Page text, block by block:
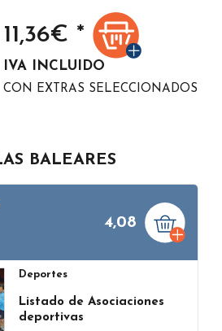
11,36€ *
IVA INCLUIDO
CON EXTRAS SELECCIONADOS
BALEARES
4,08
Deportes
Listado de Asociaciones
deportivas